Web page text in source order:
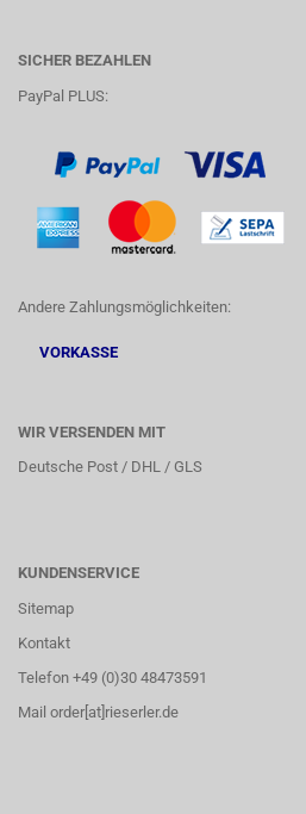
SICHER BEZAHLEN
PayPal PLUS:
Andere Zahlungsmöglichkeiten:
VORKASSE
WIR VERSENDEN MIT
Deutsche Post / DHL / GLS
KUNDENSERVICE
Sitemap
Kontakt
Telefon +49 (0)30 48473591
Mail order[at]rieserler.de